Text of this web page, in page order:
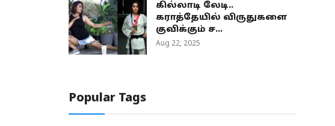
கில்லாடி லேடி..
கராத்தேயில் விருதுகளை
குவிக்கும் ச...
Aug 22, 2025
Popular Tags